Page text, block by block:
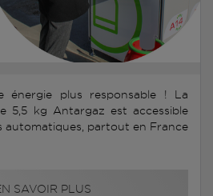
énergie plus responsable ! La
5,5 kg Antargaz est accessible
automatiques, partout en France
SAVOIR PLUS